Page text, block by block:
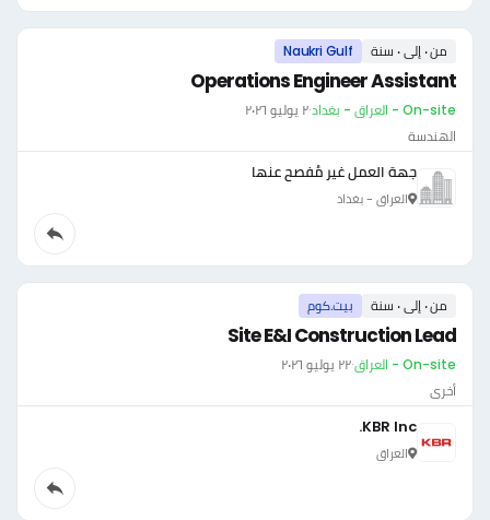
من ٠ إلى ٠ سنة Naukri Gulf
Operations Engineer Assistant
On-site - العراق - بغداد ·٢ يوليو ٢٠٢٦
الهندسة
جهة العمل غير مُفصح عنها
العراق - بغداد
من ٠ إلى ٠ سنة بيت.كوم
Site E&I Construction Lead
On-site - العراق ·٢٢ يوليو ٢٠٢٦
أخرى
KBR Inc.
العراق